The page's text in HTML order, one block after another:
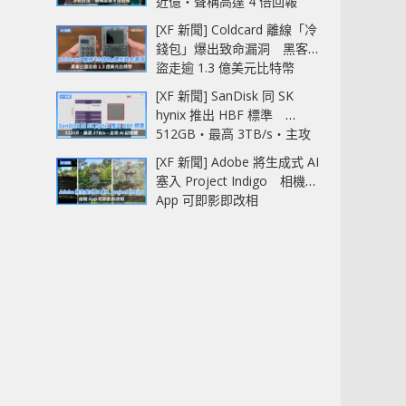
[XF 新聞] Coldcard 離線「冷
錢包」爆出致命漏洞 黑客已
盜走逾 1.3 億美元比特幣
[XF 新聞] SanDisk 同 SK
hynix 推出 HBF 標準
512GB‧最高 3TB/s‧主攻
AI 記憶體
[XF 新聞] Adobe 將生成式 AI
塞入 Project Indigo 相機
App 可即影即改相